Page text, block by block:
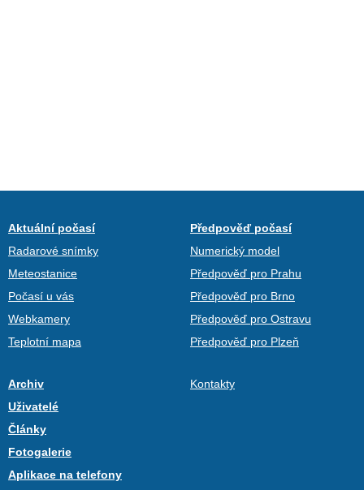
Aktuální počasí
Radarové snímky
Meteostanice
Počasí u vás
Webkamery
Teplotní mapa
Předpověď počasí
Numerický model
Předpověď pro Prahu
Předpověď pro Brno
Předpověď pro Ostravu
Předpověď pro Plzeň
Archiv
Uživatelé
Články
Fotogalerie
Aplikace na telefony
Kontakty